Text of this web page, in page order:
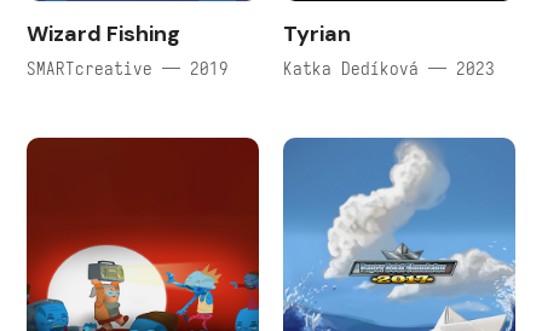
Wizard Fishing
SMARTcreative — 2019
Tyrian
Katka Dedíková — 2023